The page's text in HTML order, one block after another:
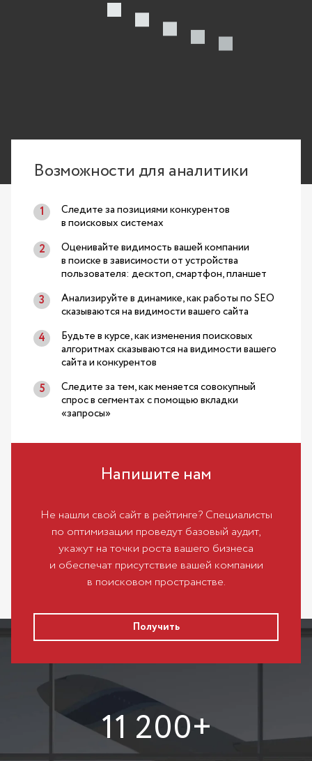
Возможности для аналитики
Следите за позициями конкурентов
в поисковых системах
Оценивайте видимость вашей компании
в поиске в зависимости от устройства
пользователя: десктоп, смартфон, планшет
Анализируйте в динамике, как работы по SEO
сказываются на видимости вашего сайта
Будьте в курсе, как изменения поисковых
алгоритмах сказываются на видимости вашего
сайта и конкурентов
Следите за тем, как меняется совокупный
спрос в сегментах с помощью вкладки
«запросы»
Напишите нам
Не нашли свой сайт в рейтинге? Специалисты
по оптимизации проведут базовый аудит,
укажут на точки роста вашего бизнеса
и обеспечат присутствие вашей компании
в поисковом пространстве.
Получить
11 200+